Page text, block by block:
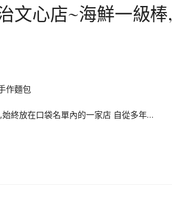
文心店~海鮮一級棒,
終放在口袋名單內的一家店 自從多年…